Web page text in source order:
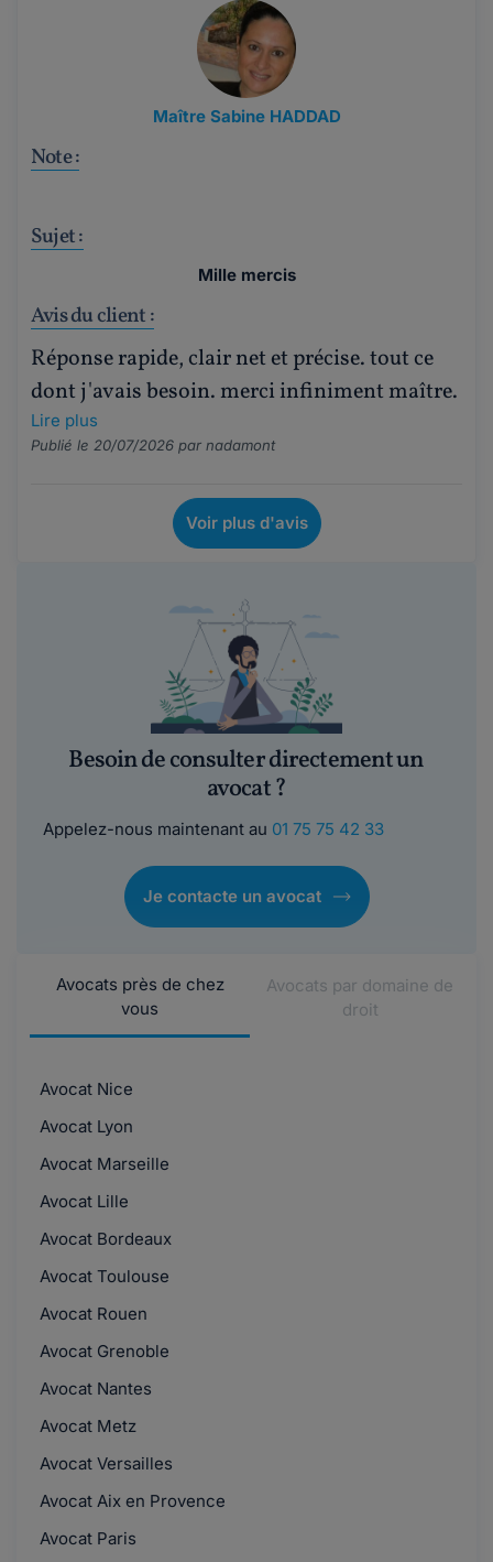
Maître Sabine HADDAD
Note :
Sujet :
Mille mercis
Avis du client :
Réponse rapide, clair net et précise. tout ce
dont j'avais besoin. merci infiniment maître.
Lire plus
Publié le 20/07/2026 par nadamont
Voir plus d'avis
Besoin de consulter directement un
avocat ?
Appelez-nous maintenant au 01 75 75 42 33
Je contacte un avocat
Avocats près de chez
vous
Avocats par domaine de
droit
Avocat Nice
Avocat Lyon
Avocat Marseille
Avocat Lille
Avocat Bordeaux
Avocat Toulouse
Avocat Rouen
Avocat Grenoble
Avocat Nantes
Avocat Metz
Avocat Versailles
Avocat Aix en Provence
Avocat Paris